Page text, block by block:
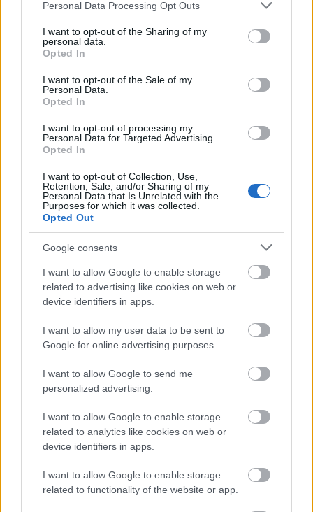
not limited to your visit or usage behaviour. You may click to
grant or deny consent to Google and its third-party tags to
use your data for below specified purposes in below Google
consent section.
Personal Data Processing Opt Outs
I want to opt-out of the Sharing of my
personal data.
Opted In
I want to opt-out of the Sale of my
Personal Data.
Opted In
I want to opt-out of processing my
Personal Data for Targeted Advertising.
Opted In
I want to opt-out of Collection, Use,
Retention, Sale, and/or Sharing of my
Personal Data that Is Unrelated with the
Purposes for which it was collected.
Opted Out
Google consents
I want to allow Google to enable storage
related to advertising like cookies on web or
device identifiers in apps.
I want to allow my user data to be sent to
Google for online advertising purposes.
I want to allow Google to send me
personalized advertising.
I want to allow Google to enable storage
related to analytics like cookies on web or
device identifiers in apps.
I want to allow Google to enable storage
related to functionality of the website or app.
autópálya útépítés M1-es autópálya Bicske
M1 bővítés: már zajlik a teljesen új Bicske Kelet
csomópont építése
Tizenegy meglévő csomópontot korszerűsít és négy új,
különszintű csomópontot hoz létre az MKIF az M1-es
bővítésénél.
Új gyalogosátkelők és jelzőlámpás
Másfélszeresére bővítik
Hódmezővásárhely jó hírű református
Látványos építési szakasz indult be a